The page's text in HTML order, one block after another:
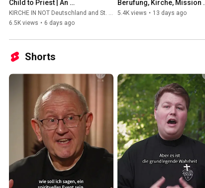
Child to Priest | An
Extraordinary Story of
Calling
KIRCHE IN NOT Deutschland and St. Ulrich Hochaltingen
6.5K views • 6 days ago
Berufung, Kirche, Mission
und das spannendste Leben
5.4K views • 13 days ago
Shorts